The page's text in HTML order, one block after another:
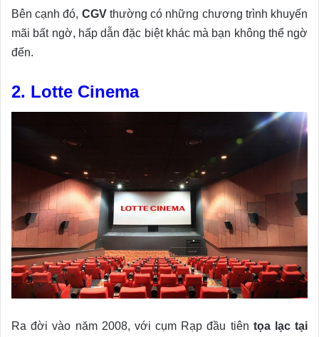
Bên cạnh đó, CGVthường có những chương trình khuyến
mãi bất ngờ, hấp dẫn đặc biệt khác mà bạn không thể ngờ
đến.
2. Lotte Cinema
Ra đời vào năm 2008, với cụm Rạp đầu tiên tọa lạc tại